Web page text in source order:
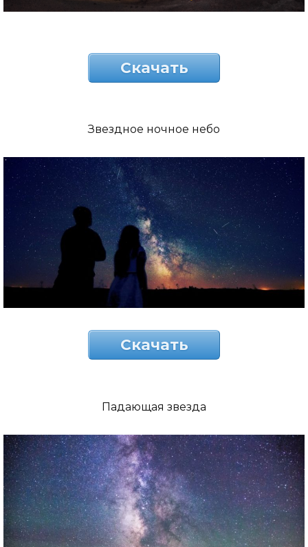
Скачать
Звездное ночное небо
Скачать
Падающая звезда